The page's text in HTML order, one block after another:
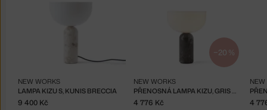
LAMPA KIZU S, KUNIS BRECCIA
NEW WORKS
9 400 Kč
−20 %
PŘENOSNÁ LAMPA KIZU, GRIS DU MARAIS MARBLE
NEW WORKS
4 776 Kč 4